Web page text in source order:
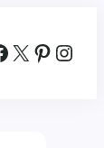
X Pinterest Instagram